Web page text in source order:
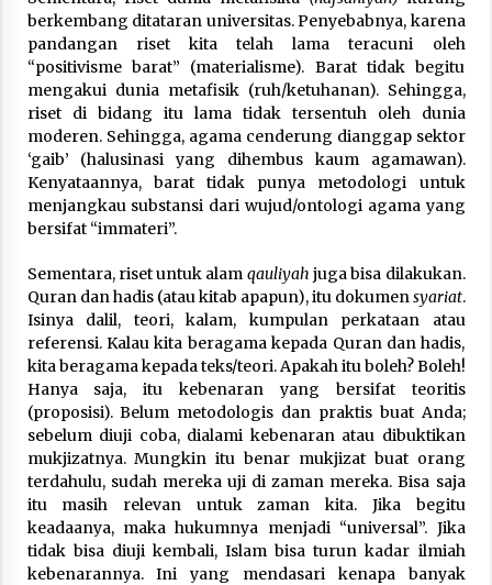
berkembang ditataran universitas. Penyebabnya, karena
pandangan riset kita telah lama teracuni oleh
“positivisme barat” (materialisme). Barat tidak begitu
mengakui dunia metafisik (ruh/ketuhanan). Sehingga,
riset di bidang itu lama tidak tersentuh oleh dunia
moderen. Sehingga, agama cenderung dianggap sektor
‘gaib’ (halusinasi yang dihembus kaum agamawan).
Kenyataannya, barat tidak punya metodologi untuk
menjangkau substansi dari wujud/ontologi agama yang
bersifat “immateri”.
Sementara, riset untuk alam qauliyah juga bisa dilakukan.
Quran dan hadis (atau kitab apapun), itu dokumensyariat.
Isinya dalil, teori, kalam, kumpulan perkataan atau
referensi. Kalau kita beragama kepada Quran dan hadis,
kita beragama kepada teks/teori. Apakah itu boleh? Boleh!
Hanya saja, itu kebenaran yang bersifat teoritis
(proposisi). Belum metodologis dan praktis buat Anda;
sebelum diuji coba, dialami kebenaran atau dibuktikan
mukjizatnya. Mungkin itu benar mukjizat buat orang
terdahulu, sudah mereka uji di zaman mereka. Bisa saja
itu masih relevan untuk zaman kita. Jika begitu
keadaanya, maka hukumnya menjadi “universal”. Jika
tidak bisa diuji kembali, Islam bisa turun kadar ilmiah
kebenarannya. Ini yang mendasari kenapa banyak